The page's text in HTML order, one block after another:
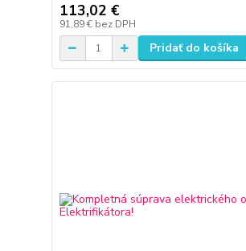
113,02 €
91,89 € bez DPH
Pridať do košíka